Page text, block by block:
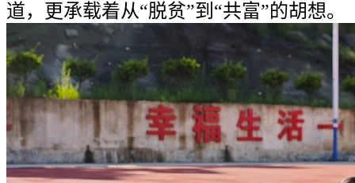
道，更承载着从“脱贫”到“共富”的胡想。